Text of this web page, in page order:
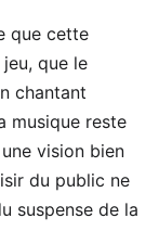
que cette
que le
chantant
musique reste
vision bien
du public ne
suspense de la